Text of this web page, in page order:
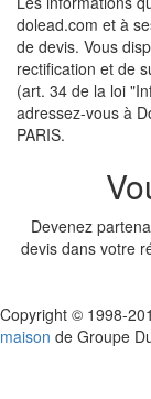
dolead.com et à
de devis. Vous
rectification et de
(art. 34 de la loi
adressez-vous à
PARIS.
Devenez
devis dans votre
Copyright © 1998-
maison de Groupe